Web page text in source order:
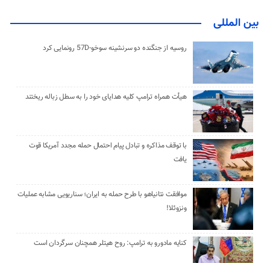
بین المللی
روسیه از جنگنده دو سرنشینه سوخو-57D رونمایی کرد
هیأت همراه ترامپ کلیه هدایای خود را به سطل زباله ریختند
با توقف مذاکره و تبادل پیام احتمال حمله مجدد آمریکا قوت
یافت
موافقت نتانیاهو با طرح حمله به ایران؛ سناریویی مشابه عملیات
ونزوئلا!
کنایه مادورو به ترامپ: روح هیتلر همچنان سرگردان است